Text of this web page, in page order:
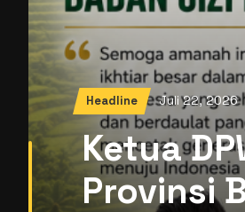
Headline Juli 22, 2026
Ketua
Gaza